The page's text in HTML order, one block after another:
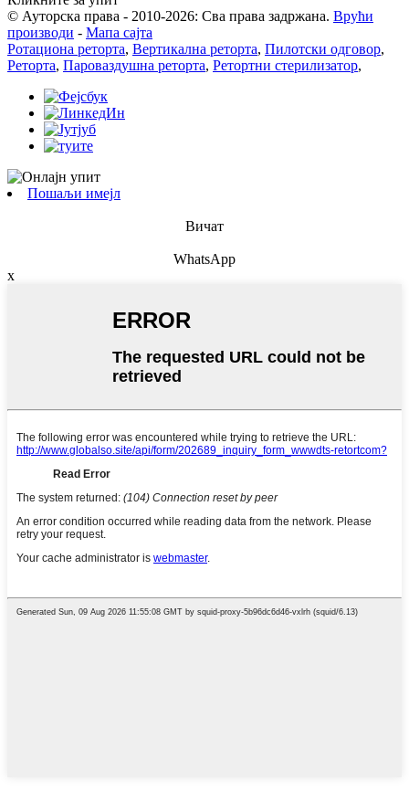
© Ауторска права - 2010-2026: Сва права задржана. Врући
производи - Мапа сајта
Ротациона реторта, Вертикална реторта, Пилотски одговор,
Реторта, Пароваздушна реторта, Ретортни стерилизатор,
Пошаљи имејл
Вичат
WhatsApp
x